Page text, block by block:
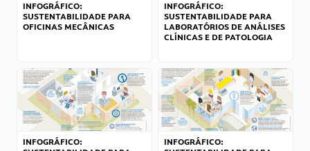
INFOGRÁFICO:
SUSTENTABILIDADE PARA
OFICINAS MECÂNICAS
INFOGRÁFICO:
SUSTENTABILIDADE PARA
LABORATÓRIOS DE ANÁLISES
CLÍNICAS E DE PATOLOGIA
INFOGRÁFICO:
INFOGRÁFICO: